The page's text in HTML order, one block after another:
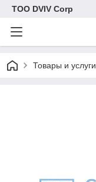
ТОО DVIV Corp
Товары и услуги